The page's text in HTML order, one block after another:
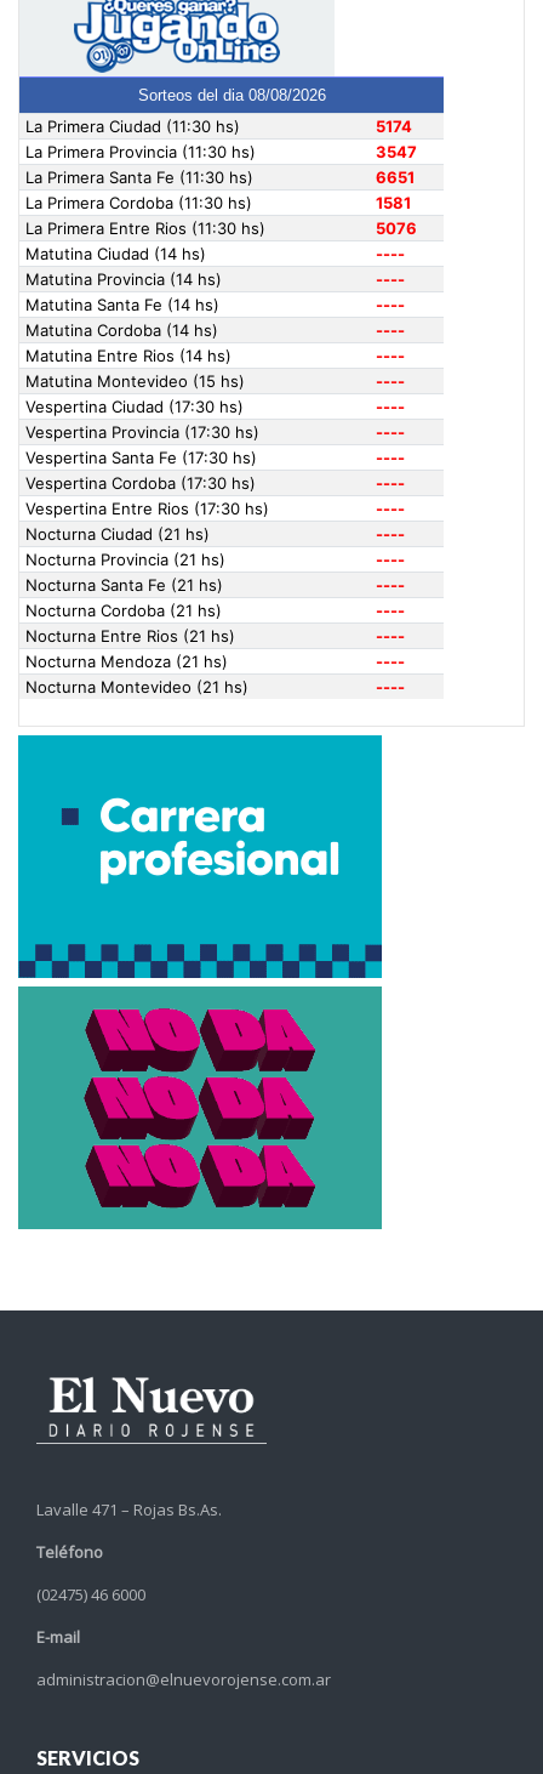
Lavalle 471 – Rojas Bs.As.
Teléfono
(02475) 46 6000
E-mail
administracion@elnuevorojense.com.ar
SERVICIOS